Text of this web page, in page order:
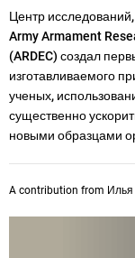
Центр
Army Armament
(ARDEC) создал
изготавливаемого
ученых,
существенно
новыми образцами
A contribution from